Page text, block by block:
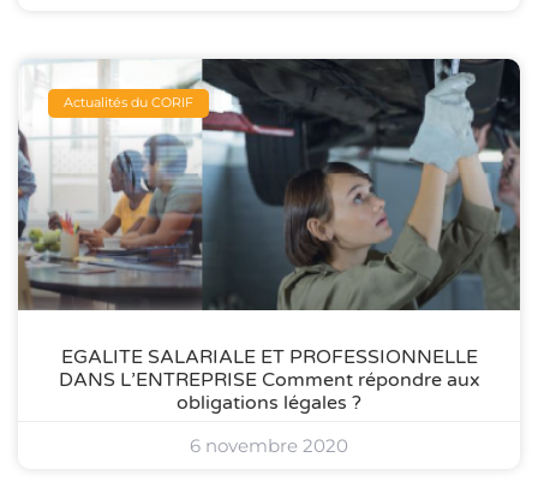
Actualités du CORIF
EGALITE SALARIALE ET PROFESSIONNELLE
DANS L’ENTREPRISE Comment répondre aux
obligations légales ?
6 novembre 2020